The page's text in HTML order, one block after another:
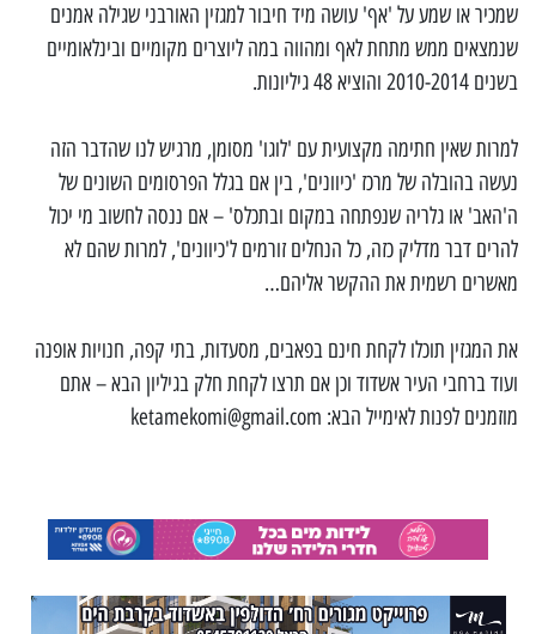
שמכיר או שמע על 'אף' עושה מיד חיבור למגזין האורבני שגילה אמנים
שנמצאים ממש מתחת לאף ומהווה במה ליוצרים מקומיים ובינלאומיים
בשנים 2010-2014 והוציא 48 גיליונות.
למרות שאין חתימה מקצועית עם 'לוגו' מסומן, מרגיש לנו שהדבר הזה
נעשה בהובלה של מרכז 'כיוונים', בין אם בגלל הפרסומים השונים של
ה'האב' או גלריה שנפתחה במקום ובתכלס' – אם ננסה לחשוב מי יכול
להרים דבר מדליק כזה, כל הנחלים זורמים ל'כיוונים', למרות שהם לא
מאשרים רשמית את ההקשר אליהם…
את המגזין תוכלו לקחת חינם בפאבים, מסעדות, בתי קפה, חנויות אופנה
ועוד ברחבי העיר אשדוד וכן אם תרצו לקחת חלק בגיליון הבא – אתם
מוזמנים לפנות לאימייל הבא: ketamekomi@gmail.com